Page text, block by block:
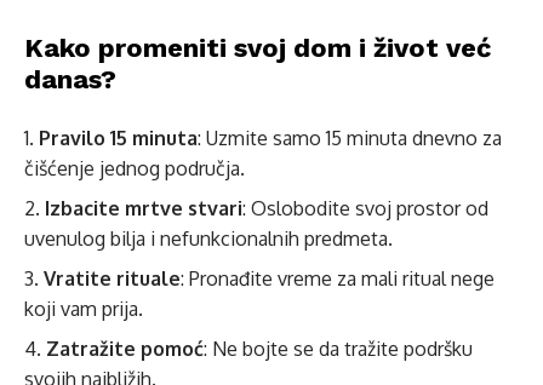
Kako promeniti svoj dom i život već
danas?
Pravilo 15 minuta: Uzmite samo 15 minuta dnevno za
čišćenje jednog područja.
Izbacite mrtve stvari: Oslobodite svoj prostor od
uvenulog bilja i nefunkcionalnih predmeta.
Vratite rituale: Pronađite vreme za mali ritual nege
koji vam prija.
Zatražite pomoć: Ne bojte se da tražite podršku
svojih najbližih.